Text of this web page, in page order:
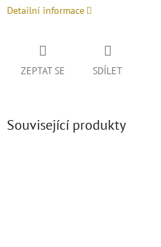
Detailní informace
ZEPTAT SE SDÍLET
Související produkty